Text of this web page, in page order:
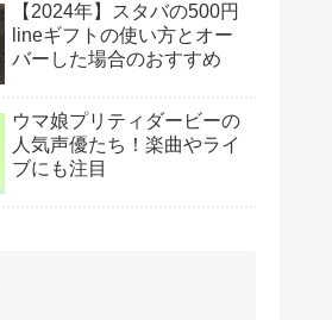
【2024年】スタバの500円
lineギフトの使い方とオー
バーした場合のおすすめ
ウマ娘プリティダービーの
人気声優たち！楽曲やライ
ブにも注目